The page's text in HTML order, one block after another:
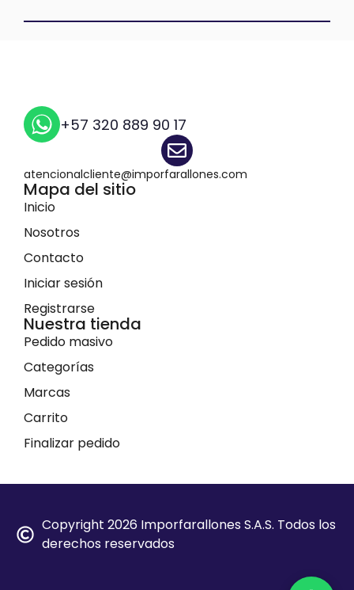
+57 320 889 90 17
atencionalcliente@imporfarallones.com
Mapa del sitio
Inicio
Nosotros
Contacto
Iniciar sesión
Registrarse
Nuestra tienda
Pedido masivo
Categorías
Marcas
Carrito
Finalizar pedido
Copyright 2026 Imporfarallones S.A.S. Todos los
derechos reservados